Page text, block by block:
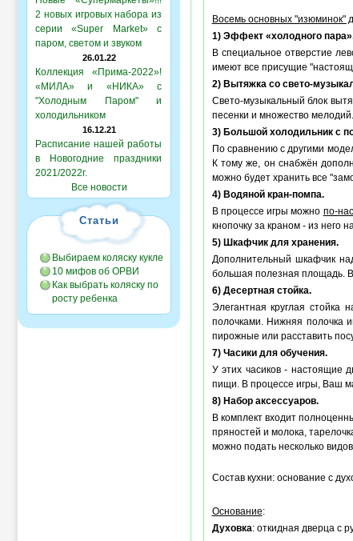
2 новых игровых набора из
серии «Super Market» с
паром, светом и звуком
26.01.22
Коллекция «Прима-2022»!
«МИЛА» и «НИКА» с
"Холодным Паром" и
холодильником
16.12.21
Расписание нашей работы
в Новогодние праздники
2021/2022г.
Все новости
Статьи
Выбираем коляску кукле
10 мифов об ОРВИ
Как выбрать коляску по
росту ребенка
Восемь основных "изюминок"
1) Эффект «холодного
В специальное отверстие
имеют все присущие
2) Вытяжка со свето-
Свето-музыкальный блок
песенки и множество
3) Большой холодильник с
По сравнению с другими
К тому же, он снабжён
можно будет хранить все
4) Водяной кран-помпа.
В процессе игры можно по-
кнопочку за краном - из него
5) Шкафчик для хранения.
Дополнительный шкафчик
большая полезная площадь. В
6) Десертная стойка.
Элегантная круглая
полочками. Нижняя полочка
пирожные или расставить
7) Часики для обучения.
У этих часиков - настоящие
пищи. В процессе игры, Ваш
8) Набор аксессуаров.
В комплект входит
пряностей и молока,
можно подать несколько
Состав кухни: основание с
Основание:
Духовка: откидная дверца с